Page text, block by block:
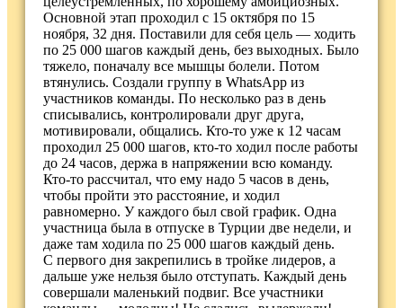
Основной этап проходил с 15 октября по 15
ноября, 32 дня. Поставили для себя цель — ходить
по 25 000 шагов каждый день, без выходных. Было
тяжело, поначалу все мышцы болели. Потом
втянулись. Создали группу в WhatsApp из
участников команды. По несколько раз в день
списывались, контролировали друг друга,
мотивировали, общались. Кто-то уже к 12 часам
проходил 25 000 шагов, кто-то ходил после работы
до 24 часов, держа в напряжении всю команду.
Кто-то рассчитал, что ему надо 5 часов в день,
чтобы пройти это расстояние, и ходил
равномерно. У каждого был свой график. Одна
участница была в отпуске в Турции две недели, и
даже там ходила по 25 000 шагов каждый день.
С первого дня закрепились в тройке лидеров, а
дальше уже нельзя было отступать. Каждый день
совершали маленький подвиг. Все участники